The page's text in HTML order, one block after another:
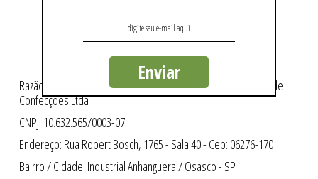
Razão Social: Intergriffes São Cristóvão Indústria e Comércio de
Confecções Ltda
CNPJ: 10.632.565/0003-07
Endereço: Rua Robert Bosch, 1765 - Sala 40 - Cep: 06276-170
Bairro / Cidade: Industrial Anhanguera / Osasco - SP
Enviar